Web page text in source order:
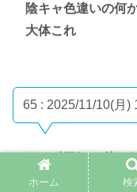
陰キャ色違いの何
大体これ
65 : 2025/11/10(月)
ファイアレッドの
ホーム 検